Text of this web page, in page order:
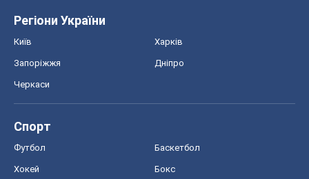
Регіони України
Київ Харків
Запоріжжя Дніпро
Черкаси
Спорт
Футбол Баскетбол
Хокей Бокс